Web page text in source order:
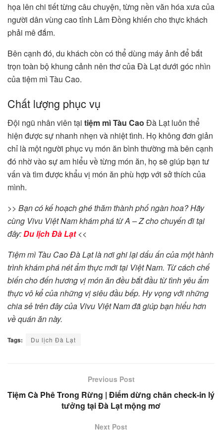
họa lên chi tiết từng câu chuyện, từng nền văn hóa xưa của
người dân vùng cao tỉnh Lâm Đồng khiến cho thực khách
phải mê đắm.
Bên cạnh đó, du khách còn có thể dùng máy ảnh để bắt
trọn toàn bộ khung cảnh nên thơ của Đà Lạt dưới góc nhìn
của tiệm mì Tàu Cao.
Chất lượng phục vụ
Đội ngũ nhân viên tại tiệm mì Tàu Cao Đà Lạt luôn thể
hiện được sự nhanh nhẹn và nhiệt tình. Họ không đơn giản
chỉ là một người phục vụ món ăn bình thường mà bên cạnh
đó nhờ vào sự am hiểu về từng món ăn, họ sẽ giúp bạn tư
vấn và tìm được khẩu vị món ăn phù hợp với sở thích của
mình.
>> Bạn có kế hoạch ghé thăm thành phố ngàn hoa? Hãy
cùng Vivu Việt Nam khám phá từ A – Z cho chuyến đi tại
đây:Du lịch Đà Lạt<<
Tiệm mì Tàu Cao Đà Lạt là nơi ghi lại dấu ấn của một hành
trình khám phá nét ẩm thực mới tại Việt Nam. Từ cách chế
biến cho đến hương vị món ăn đều bắt đầu từ tình yêu ẩm
thực vô kể của những vị siêu đầu bếp. Hy vọng với những
chia sẻ trên đây của Vivu Việt Nam đã giúp bạn hiểu hơn
về quán ăn này.
Tags: Du lịch Đà Lạt
Previous Post
Tiệm Cà Phê Trong Rừng | Điểm dừng chân check-in lý
tưởng tại Đà Lạt mộng mơ
Next Post